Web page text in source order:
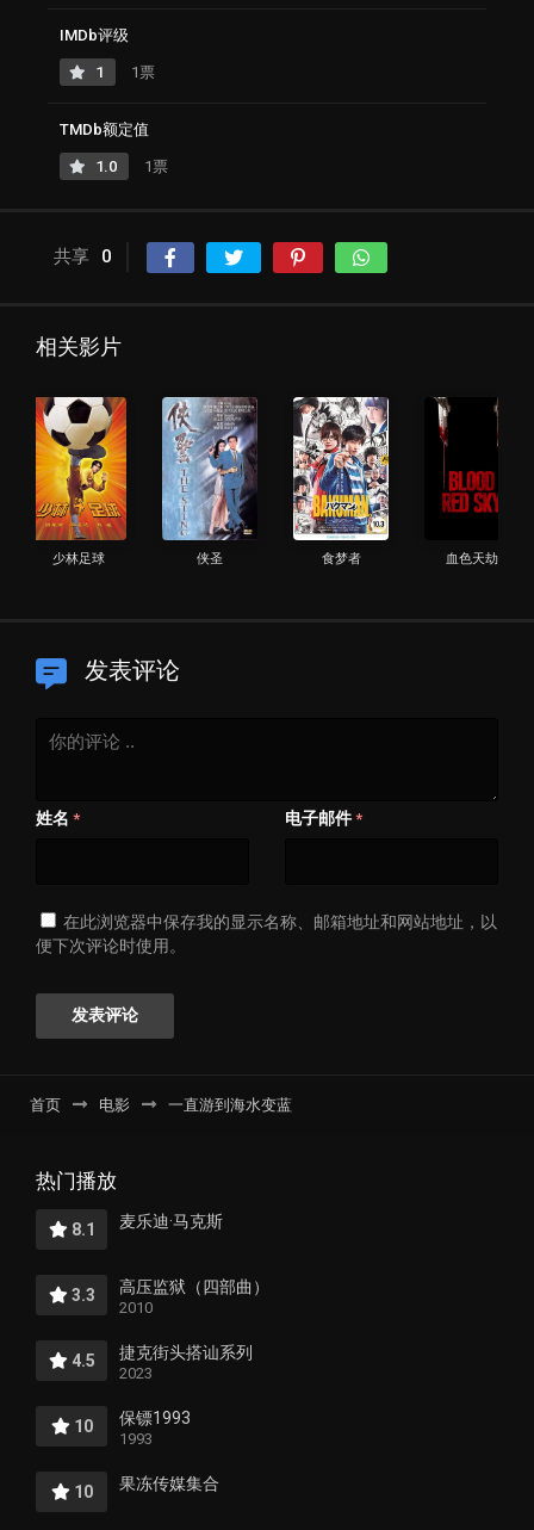
IMDb评级
1 1票
TMDb额定值
1.0 1票
共享 0
相关影片
少林足球 侠圣 食梦者 血色天劫
发表评论
姓名 * 电子邮件 *
在此浏览器中保存我的显示名称、邮箱地址和网站地址，以
便下次评论时使用。
首页 电影 一直游到海水变蓝
热门播放
8.1 麦乐迪·马克斯
3.3 高压监狱（四部曲）
2010
4.5 捷克街头搭讪系列
2023
10 保镖1993
1993
10 果冻传媒集合